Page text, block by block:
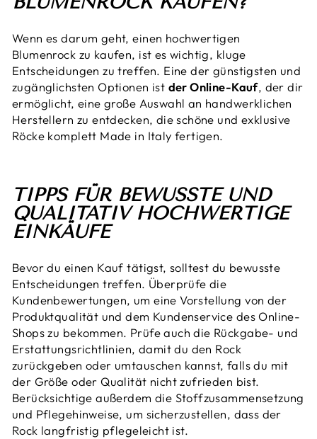
Wenn es darum geht, einen hochwertigen
Blumenrock zu kaufen, ist es wichtig, kluge
Entscheidungen zu treffen. Eine der günstigsten und
zugänglichsten Optionen ist der Online-Kauf, der dir
ermöglicht, eine große Auswahl an handwerklichen
Herstellern zu entdecken, die schöne und exklusive
Röcke komplett Made in Italy fertigen.
TIPPS FÜR BEWUSSTE UND
QUALITATIV HOCHWERTIGE
EINKÄUFE
Bevor du einen Kauf tätigst, solltest du bewusste
Entscheidungen treffen. Überprüfe die
Kundenbewertungen, um eine Vorstellung von der
Produktqualität und dem Kundenservice des Online-
Shops zu bekommen. Prüfe auch die Rückgabe- und
Erstattungsrichtlinien, damit du den Rock
zurückgeben oder umtauschen kannst, falls du mit
der Größe oder Qualität nicht zufrieden bist.
Berücksichtige außerdem die Stoffzusammensetzung
und Pflegehinweise, um sicherzustellen, dass der
Rock langfristig pflegeleicht ist.